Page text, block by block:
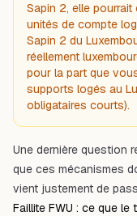
Sapin 2, elle
unités de compte
Sapin 2 du
réellement
pour la part que
supports logés au
obligataires courts).
Une dernière question
que ces mécanismes
vient justement de
Faillite FWU : ce que